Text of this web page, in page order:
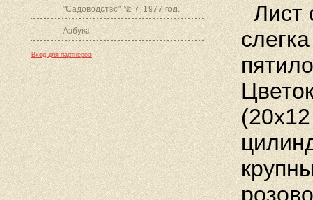
"Садоводство" № 7, 1977 год.
Азбука
Вход для партнеров
Лист